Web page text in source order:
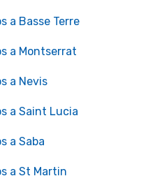
a Basse Terre
a Montserrat
a Nevis
a Saint Lucia
a Saba
a St Martin